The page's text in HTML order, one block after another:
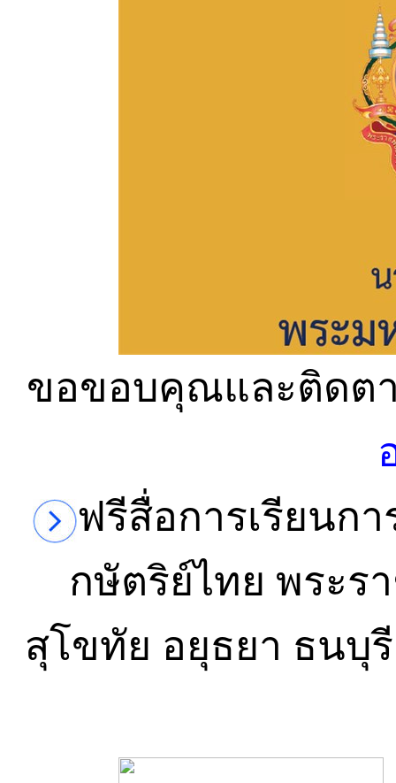
ขอขอบคุณและติดต
ฟรีสื่อการเรียนก
กษัตริย์ไทย พระร
สุโขทัย อยุธยา ธน